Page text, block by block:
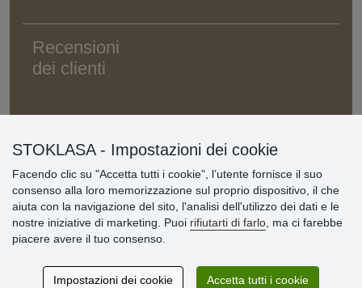
Recensioni
dei clienti
STOKLASA - Impostazioni dei cookie
Facendo clic su "Accetta tutti i cookie", l’utente fornisce il suo
consenso alla loro memorizzazione sul proprio dispositivo, il che
aiuta con la navigazione del sito, l'analisi dell'utilizzo dei dati e le
nostre iniziative di marketing. Puoi rifiutarti di farlo , ma ci farebbe
piacere avere il tuo consenso.
Impostazioni dei cookie Accetta tutti i cookie